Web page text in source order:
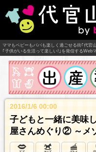
ママもベビーもパパも楽しく過ごせる街｢代官
｢子供がいる生活って楽しい!｣を発信するWeb
2016/1/6 00:00
子どもと一緒に美
屋さんめぐり② ～メ